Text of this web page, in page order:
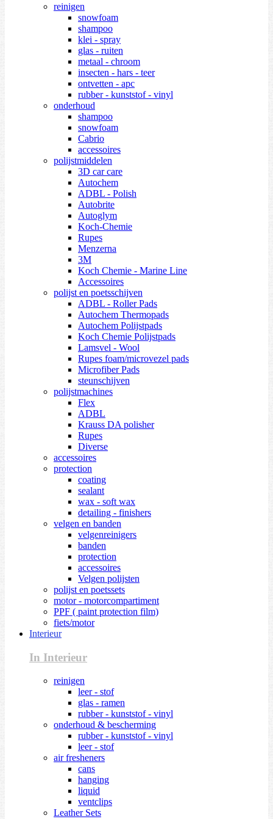
reinigen
snowfoam
shampoo
klei - spray
glas - ruiten
metaal - chroom
insecten - hars - teer
ontvetten - apc
rubber - kunststof - vinyl
onderhoud
shampoo
snowfoam
Cabrio
accessoires
polijstmiddelen
3D car care
Autochem
ADBL - Polish
Autobrite
Autoglym
Koch-Chemie
Rupes
Menzerna
3M
Koch Chemie - Marine Line
Accessoires
polijst en poetsschijven
ADBL - Roller Pads
Autochem Thermopads
Autochem Polijstpads
Koch Chemie Polijstpads
Lamsvel - Wool
Rupes foam/microvezel pads
Microfiber Pads
steunschijven
polijstmachines
Flex
ADBL
Krauss DA polisher
Rupes
Diverse
accessoires
protection
coating
sealant
wax - soft wax
detailing - finishers
velgen en banden
velgenreinigers
banden
protection
accessoires
Velgen polijsten
polijst en poetssets
motor - motorcompartiment
PPF ( paint protection film)
fiets/motor
Interieur
In Interieur
reinigen
leer - stof
glas - ramen
rubber - kunststof - vinyl
onderhoud & bescherming
rubber - kunststof - vinyl
leer - stof
air fresheners
cans
hanging
liquid
ventclips
Leather Sets